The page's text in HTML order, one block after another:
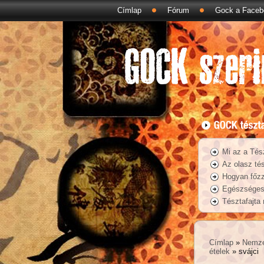
Címlap Fórum Gock a
Mi az a
Az olasz
Hogyan
Tésztafajta
Címlap »
ételek » svájci